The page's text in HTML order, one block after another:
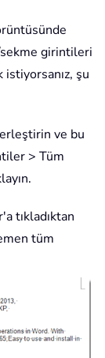
sekme girintileri
istiyorsanız, şu
ve bu
> Tüm
tıkladıktan
tüm